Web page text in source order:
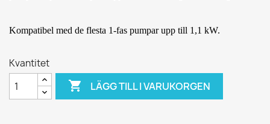
Kompatibel med de flesta 1-fas pumpar upp till 1,1 kW.
Kvantitet
 LÄGG TILL I VARUKORGEN